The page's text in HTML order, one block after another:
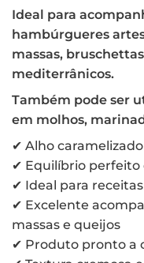
Ideal para
hambúrgueres
massas,
mediterrânicos.
Também pode ser
em molhos,
✔ Alho
✔ Equilíbrio
✔ Ideal para
✔ Excelente
massas e queijos
✔ Produto pronto a